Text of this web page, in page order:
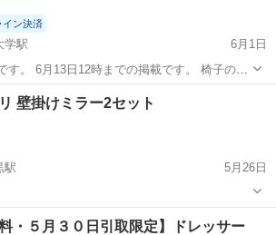
イン決済
学駅
6月1日
6月13日12時までの掲載です。 椅子の傷
的綺麗です。 中も、目立った汚れはないで
大学駅
壁掛けミラー2セット
駅
5月26日
黒駅 ドレッサー ミラー
料・５月３０日引取限定】ドレッサー